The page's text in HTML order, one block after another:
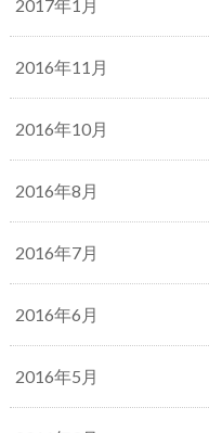
2017年1月
2016年11月
2016年10月
2016年8月
2016年7月
2016年6月
2016年5月